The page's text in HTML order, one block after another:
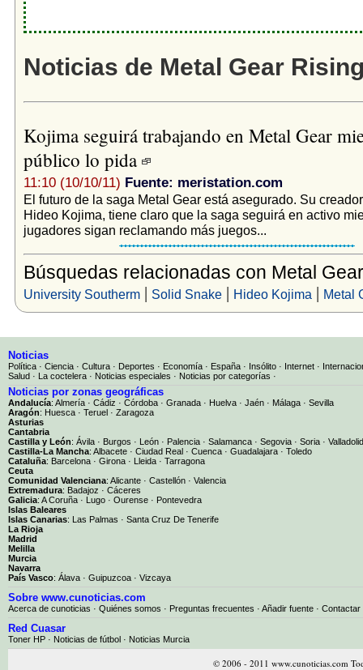
Noticias de Metal Gear
Kojima seguirá trabajando en Metal Gear
público lo pida
11:10 (10/10/11) Fuente: meristation.com
El futuro de la saga Metal Gear está asegurado. Su
Hideo Kojima, tiene claro que la saga seguirá en activo
jugadores sigan reclamando más juegos...
Búsquedas relacionadas con Metal
University Southerm| Solid Snake| Hideo Kojima | Metal
Noticias
Política · Ciencia · Cultura · Deportes · Economía · España · Insólito · Internet ·
Salud · La coctelera · Noticias especiales · Noticias por categorías ·
Noticias por zonas geográficas
Andalucía: Almería · Cádiz · Córdoba · Granada · Huelva · Jaén · Málaga · Sevilla
Aragón: Huesca · Teruel · Zaragoza
Asturias
Cantabria
Castilla y León: Ávila · Burgos · León · Palencia · Salamanca · Segovia · Soria · Valladolid
Castilla-La Mancha: Albacete · Ciudad Real · Cuenca · Guadalajara · Toledo
Cataluña: Barcelona · Girona · Lleida · Tarragona
Ceuta
Comunidad Valenciana: Alicante · Castellón · Valencia
Extremadura: Badajoz · Cáceres
Galicia: A Coruña · Lugo · Ourense · Pontevedra
Islas Baleares
Islas Canarias: Las Palmas · Santa Cruz De Tenerife
La Rioja
Madrid
Melilla
Murcia
Navarra
País Vasco: Álava · Guipuzcoa · Vizcaya
Sobre www.cunoticias.com
Acerca de cunoticias · Quiénes somos · Preguntas frecuentes · Añadir fuente · Contactar
Red Cuasar
Toner HP · Noticias de fútbol · Noticias Murcia
© 2006 - 2011 www.cunoticias.com